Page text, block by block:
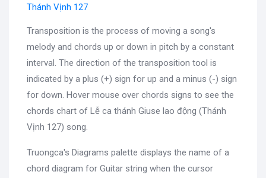
Thánh Vịnh 127
Transposition is the process of moving a song's
melody and chords up or down in pitch by a constant
interval. The direction of the transposition tool is
indicated by a plus (+) sign for up and a minus (-) sign
for down. Hover mouse over chords signs to see the
chords chart of Lễ ca thánh Giuse lao động (Thánh
Vịnh 127) song.
Truongca's Diagrams palette displays the name of a
chord diagram for Guitar string when the cursor